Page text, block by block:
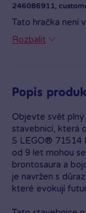
246086911,
Tato hračka není
malé části,
Hračka je ve
Rozbalit
Popis
Objevte svět
stavebnicí, která
S LEGO® 71514
od 9 let mohou
brontosaura a
je navržen s
které evokují